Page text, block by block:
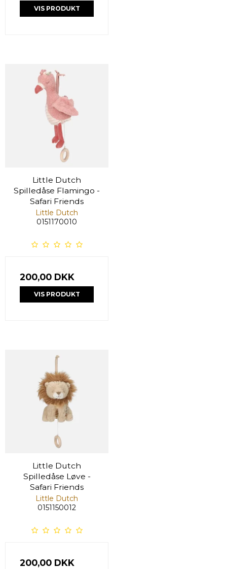
VIS PRODUKT
Little Dutch
Spilledåse Flamingo -
Safari Friends
Little Dutch
0151170010
200,00 DKK
VIS PRODUKT
Little Dutch
Spilledåse Løve -
Safari Friends
Little Dutch
0151150012
200,00 DKK